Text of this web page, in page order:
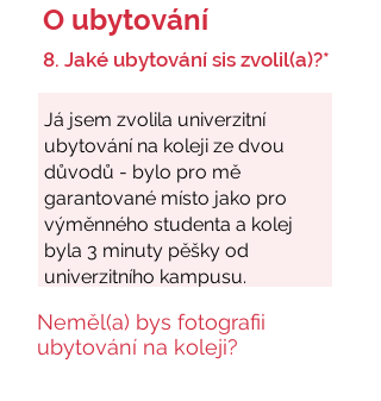
O ubytování
8. Jaké ubytování sis zvolil(a)?*
Neměl(a) bys fotografii
ubytování na koleji?